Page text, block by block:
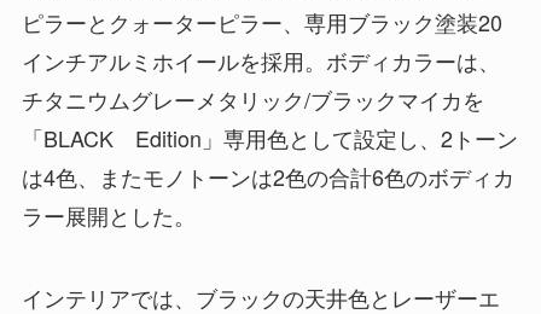
ピラーとクォーターピラー、専用ブラック塗装20
インチアルミホイールを採用。ボディカラーは、
チタニウムグレーメタリック/ブラックマイカを
「BLACK Edition」専用色として設定し、2トーン
は4色、またモノトーンは2色の合計6色のボディカ
ラー展開とした。
インテリアでは、ブラックの天井色とレーザーエ